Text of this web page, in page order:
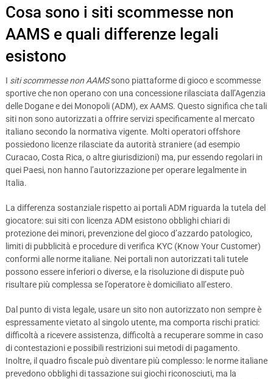
Cosa sono i siti scommesse non
AAMS e quali differenze legali
esistono
I siti scommesse non AAMSsono piattaforme di gioco e scommesse
sportive che non operano con una concessione rilasciata dall’Agenzia
delle Dogane e dei Monopoli (ADM), ex AAMS. Questo significa che tali
siti non sono autorizzati a offrire servizi specificamente al mercato
italiano secondo la normativa vigente. Molti operatori offshore
possiedono licenze rilasciate da autorità straniere (ad esempio
Curacao, Costa Rica, o altre giurisdizioni) ma, pur essendo regolari in
quei Paesi, non hanno l’autorizzazione per operare legalmente in
Italia.
La differenza sostanziale rispetto ai portali ADM riguarda la tutela del
giocatore: sui siti con licenza ADM esistono obblighi chiari di
protezione dei minori, prevenzione del gioco d’azzardo patologico,
limiti di pubblicità e procedure di verifica KYC (Know Your Customer)
conformi alle norme italiane. Nei portali non autorizzati tali tutele
possono essere inferiori o diverse, e la risoluzione di dispute può
risultare più complessa se l’operatore è domiciliato all’estero.
Dal punto di vista legale, usare un sito non autorizzato non sempre è
espressamente vietato al singolo utente, ma comporta rischi pratici:
difficoltà a ricevere assistenza, difficoltà a recuperare somme in caso
di contestazioni e possibili restrizioni sui metodi di pagamento.
Inoltre, il quadro fiscale può diventare più complesso: le norme italiane
prevedono obblighi di tassazione sui giochi riconosciuti, ma la